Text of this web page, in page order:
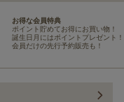
お得な会員特典
ポイント貯めてお得にお買い物！
誕生日月にはポイントプレゼント！
会員だけの先行予約販売も！